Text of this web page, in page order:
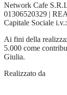
Network Cafe
01306520329 |
Capitale Sociale
Ai fini della
5.000 come
Giulia.
Realizzato da